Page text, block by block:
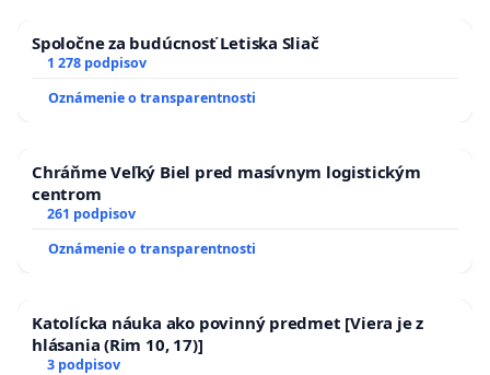
Spoločne za budúcnosť Letiska Sliač
1 278 podpisov
Oznámenie o transparentnosti
Chráňme Veľký Biel pred masívnym logistickým
centrom
261 podpisov
Oznámenie o transparentnosti
Katolícka náuka ako povinný predmet [Viera je z
hlásania (Rim 10, 17)]
3 podpisov